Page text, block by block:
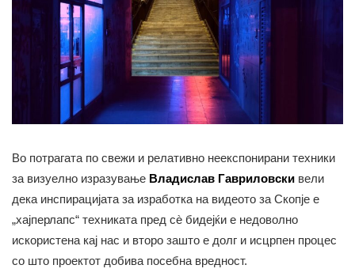
Во потрагата по свежи и релативно неекспонирани техники
за визуелно изразување Владислав Гавриловски вели
дека инспирацијата за изработка на видеото за Скопје е
„хајперлапс“ техниката пред сè бидејќи е недоволно
искористена кај нас и второ зашто е долг и исцрпен процес
со што проектот добива посебна вредност.